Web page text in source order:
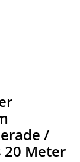
/
20 Meter